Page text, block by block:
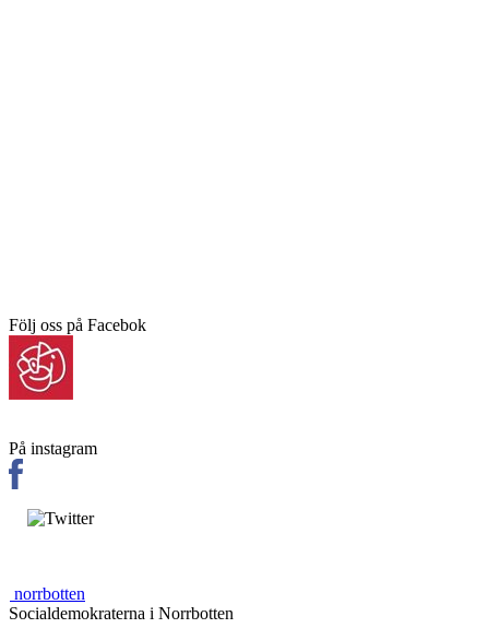
Följ oss på Facebok
På instagram
norrbotten
Socialdemokraterna i Norrbotten